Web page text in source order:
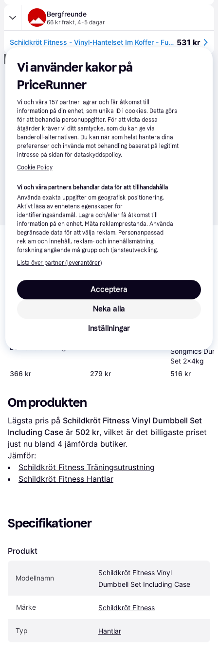
Bergfreunde
66 kr frakt, 4-5 dagar
Schildkröt Fitness - Vinyl-Hantelset Im Koffer - Funktionell träning anthracite / black 531 kr
Relaterade produkter
Vi har plockat fram ett urval av produkter som kanske skulle
intressera dig.
Visa alla
Dumbbells 2x3kg
366 kr
Gymstick Active 15kg
279 kr
Songmics
Set 2x4kg
516 kr
Om produkten
Lägsta pris på Schildkröt Fitness Vinyl Dumbbell Set
Including Case är 502 kr, vilket är det billigaste priset
just nu bland 4 jämförda butiker.
Jämför:
Schildkröt Fitness Träningsutrustning
Schildkröt Fitness Hantlar
Specifikationer
Produkt
Modellnamn
Schildkröt Fitness Vinyl
Dumbbell Set Including Case
Märke Schildkröt Fitness
Typ Hantlar
Vi använder kakor på
PriceRunner
Vi och våra157 partner lagrar och får åtkomst till
information på din enhet, som unika ID i cookies. Detta görs
för att behandla personuppgifter. För att vidta dessa
åtgärder kräver vi ditt samtycke, som du kan ge via
banderoll-alternativen. Du kan när som helst hantera dina
preferenser och invända mot behandling baserat på legitimt
intresse på sidan för dataskyddspolicy.
Cookie Policy
Vi och våra partners behandlar data för att tillhandahålla
Använda exakta uppgifter om geografisk positionering.
Aktivt läsa av enhetens egenskaper för
identifieringsändamål. Lagra och/eller få åtkomst till
information på en enhet. Mäta reklamprestanda. Använda
begränsade data för att välja reklam. Personanpassad
reklam och innehåll, reklam- och innehållsmätning,
forskning angående målgrupp och tjänsteutveckling.
Lista över partner (leverantörer)
Neka alla
Acceptera
Inställningar